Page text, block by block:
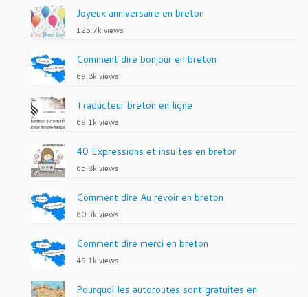
Joyeux anniversaire en breton
125.7k views
Comment dire bonjour en breton
69.8k views
Traducteur breton en ligne
69.1k views
40 Expressions et insultes en breton
65.8k views
Comment dire Au revoir en breton
60.3k views
Comment dire merci en breton
49.1k views
Pourquoi les autoroutes sont gratuites en